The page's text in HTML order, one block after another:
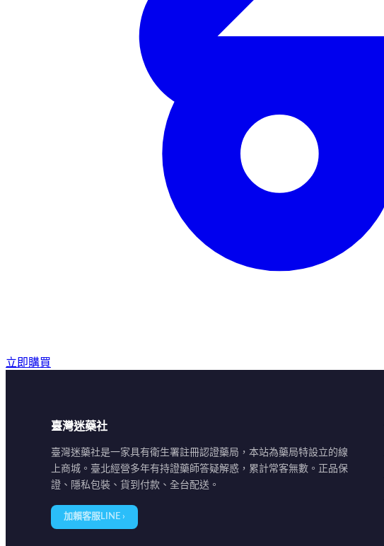
立即購買
臺灣迷藥社
臺灣迷藥社是一家具有衛生署註冊認證藥局，本站為藥局特設立的線
上商城。臺北經營多年有持證藥師答疑解惑，累計常客無數。正品保
證、隱私包裝、貨到付款、全台配送。
加賴客服LINE ›